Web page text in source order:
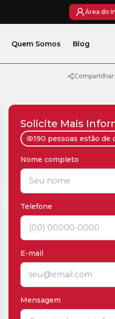
Área do
Quem Somos Blog
Compartilhar:
Solicite Mais
190 pessoas estão de
Nome completo
Telefone
E-mail
Mensagem